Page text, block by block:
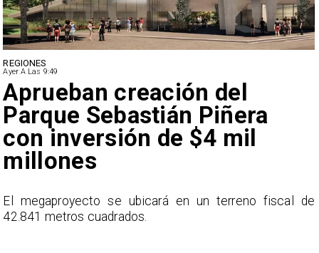
DEPORTES
Ayer A Las 9:49
Claudio Bravo baja la
euforia sobre fichaje de
Vozinha
En el programa ESPN F90 Chile, Claudio Bravo ofrece
una visión más moderada sobre las expectativas del